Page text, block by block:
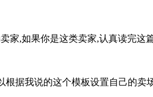
家,如果你是这类卖家,认真读完这
据我说的这个模板设置自己的卖